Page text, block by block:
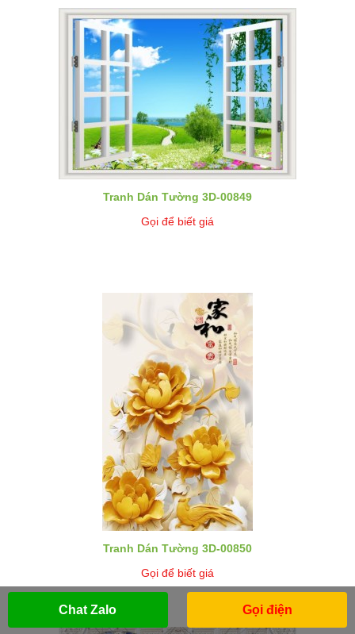
Tranh Dán Tường 3D-00849
Gọi để biết giá
Tranh Dán Tường 3D-00850
Gọi để biết giá
Chat Zalo Gọi điện